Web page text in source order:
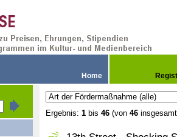
Home
Ergebnis: 1 bis 46 (von 46